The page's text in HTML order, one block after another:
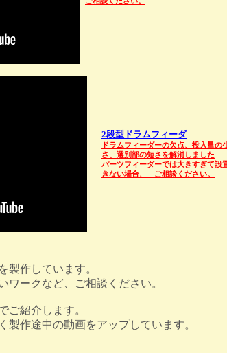
2段型ドラムフィーダ
ドラムフィーダーの欠点、投入量の
さ、選別部の短さを解消しました
パーツフィーダーでは大きすぎて設
きない場合、 ご相談ください。
製作しています。
ワークなど、ご相談ください。
ご紹介します。
作途中の動画をアップしています。